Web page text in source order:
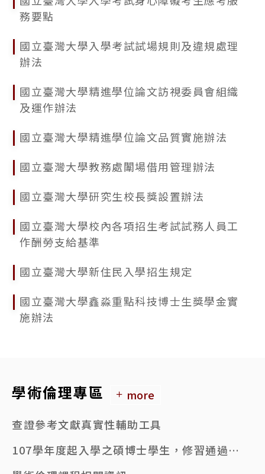
務要點
國立臺灣大學入學考試試場規則及違規處理
辦法
國立臺灣大學精進學位論文訪視委員會組織
及運作辦法
國立臺灣大學精進學位論文品質實施辦法
國立臺灣大學教務處闈場借用管理辦法
國立臺灣大學研究生校長獎設置辦法
國立臺灣大學校內各項招生考試試務人員工
作酬勞支給基準
國立臺灣大學新住民入學招生規定
國立臺灣大學鑫淼重點科技博士生獎學金實
施辦法
學術倫理專區
more
查證參考文獻真實性輔助工具
107學年度起入學之碩博士學生，修習通過6小時學術倫理課程者，始得申請學位考試。